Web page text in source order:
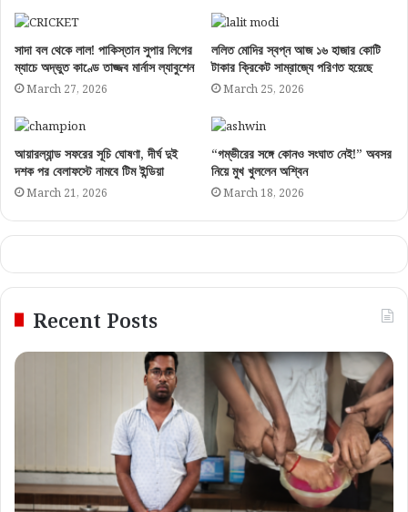
সাদা বল থেকে লাল! পাকিস্তান সুপার লিগের
ম্যাচে অদ্ভুত কাণ্ডে তাজ্জব মার্নাস ল্যাবুশেন
March 27, 2026
ললিত মোদির স্বপ্ন আজ ১৬ হাজার কোটি
টাকার ক্রিকেট সাম্রাজ্যে পরিণত হয়েছে
March 25, 2026
আয়ারল্যান্ড সফরের সূচি ঘোষণা, দীর্ঘ দুই
দশক পর বেলাফস্টে নামবে টিম ইন্ডিয়া
March 21, 2026
“গম্ভীরের সঙ্গে কোনও সংঘাত নেই!” অবসর
নিয়ে মুখ খুললেন অশ্বিন
March 18, 2026
Recent Posts